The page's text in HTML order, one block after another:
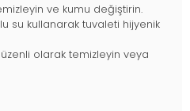
ve kumu değiştirin.
su kullanarak tuvaleti hijyenik
olarak temizleyin veya